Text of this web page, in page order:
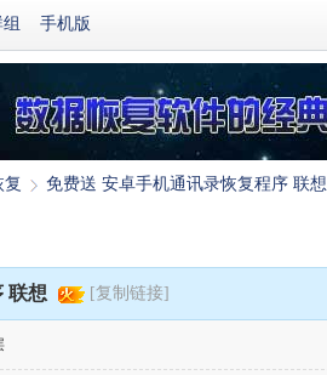
手机版
›
免费送 安卓手机通讯录恢复程序 联想
联想 [复制链接]